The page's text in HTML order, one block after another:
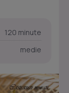
120 minute
medie